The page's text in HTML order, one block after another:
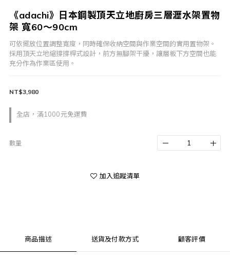
《adachi》日本鋼製頂天立地廚房三層瀝水架置物
架 寬60～90cm
可依擺放位置調整寬度，同時確保收納空間與作業空間的實用置物架。
採用頂天立地縮撐撐桿式設計，前方無腳架干擾，讓層板下方空間也能
充分作為作業區使用。
全店，滿1000元免運費
NT$3,980
數量
加入追蹤清單
商品描述 送貨及付款方式 顧客評價